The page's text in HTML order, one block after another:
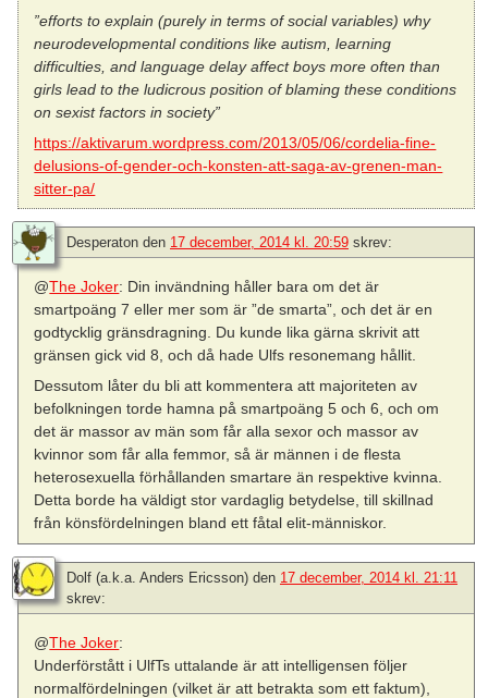
”efforts to explain (purely in terms of social variables) why
neurodevelopmental conditions like autism, learning
difficulties, and language delay affect boys more often than
girls lead to the ludicrous position of blaming these conditions
on sexist factors in society”
https://aktivarum.wordpress.com/2013/05/06/cordelia-fine-
delusions-of-gender-och-konsten-att-saga-av-grenen-man-
sitter-pa/
Desperaton den 17 december, 2014 kl. 20:59 skrev:
@The Joker: Din invändning håller bara om det är
smartpoäng 7 eller mer som är ”de smarta”, och det är en
godtycklig gränsdragning. Du kunde lika gärna skrivit att
gränsen gick vid 8, och då hade Ulfs resonemang hållit.
Dessutom låter du bli att kommentera att majoriteten av
befolkningen torde hamna på smartpoäng 5 och 6, och om
det är massor av män som får alla sexor och massor av
kvinnor som får alla femmor, så är männen i de flesta
heterosexuella förhållanden smartare än respektive kvinna.
Detta borde ha väldigt stor vardaglig betydelse, till skillnad
från könsfördelningen bland ett fåtal elit-människor.
Dolf (a.k.a. Anders Ericsson) den 17 december, 2014 kl. 21:11
skrev:
@The Joker:
Underförstått i UlfTs uttalande är att intelligensen följer
normalfördelningen (vilket är att betrakta som ett faktum),